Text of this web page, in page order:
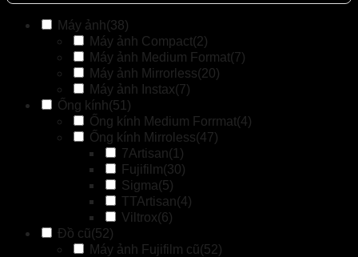
Máy ảnh(38)
Máy ảnh Compact(2)
Máy ảnh Medium Format(7)
Máy ảnh Mirrorless(20)
Máy ảnh Instax(7)
Ống kính(51)
Ống kính Medium Forrmat(4)
Ống kính Mirroless(47)
7Artisan(1)
Fujifilm(30)
Sigma(5)
TTArtisan(4)
Viltrox(6)
Đồ cũ(52)
Máy ảnh Fujifilm cũ(52)